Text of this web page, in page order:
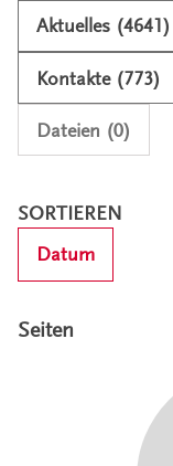
Aktuelles (4641)
Kontakte (773)
Dateien (0)
SORTIEREN
Datum
Seiten